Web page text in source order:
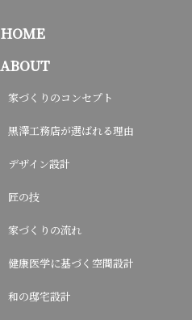
HOME
ABOUT
家づくりのコンセプト
黒澤工務店が選ばれる理由
デザイン設計
匠の技
家づくりの流れ
健康医学に基づく空間設計
和の邸宅設計